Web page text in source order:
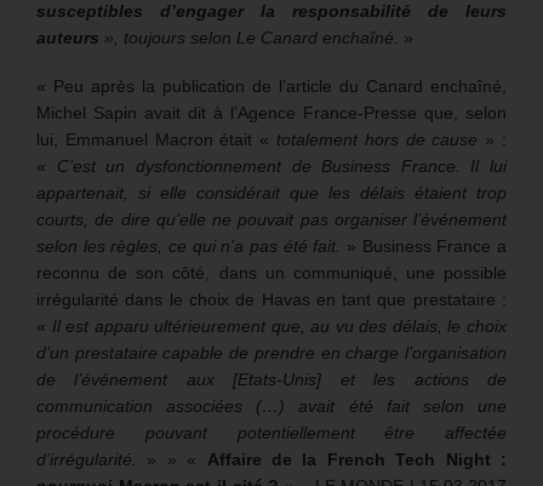
susceptibles d’engager la responsabilité de leurs
auteurs », toujours selon Le Canard enchaîné. »
« Peu après la publication de l’article du Canard enchaîné,
Michel Sapin avait dit à l’Agence France-Presse que, selon
lui, Emmanuel Macron était « totalement hors de cause » :
« C’est un dysfonctionnement de Business France. Il lui
appartenait, si elle considérait que les délais étaient trop
courts, de dire qu’elle ne pouvait pas organiser l’événement
selon les règles, ce qui n’a pas été fait.
» Business France a
reconnu de son côté, dans un communiqué, une possible
irrégularité dans le choix de Havas en tant que prestataire :
« Il est apparu ultérieurement que, au vu des délais, le choix
d’un prestataire capable de prendre en charge l’organisation
de l’événement aux [Etats-Unis] et les actions de
communication associées (…) avait été fait selon une
procédure pouvant potentiellement être affectée
d’irrégularité. » » « Affaire de la French Tech Night :